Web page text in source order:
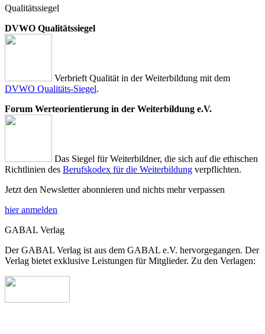
Qualitätssiegel
DVWO Qualitätssiegel
Verbrieft Qualität in der Weiterbildung mit dem
DVWO Qualitäts-Siegel.
Forum Werteorientierung in der Weiterbildung e.V.
Das Siegel für Weiterbildner, die sich auf die ethischen
Richtlinien des Berufskodex für die Weiterbildung verpflichten.
Jetzt den Newsletter abonnieren und nichts mehr verpassen
hier anmelden
GABAL Verlag
Der GABAL Verlag ist aus dem GABAL e.V. hervorgegangen. Der
Verlag bietet exklusive Leistungen für Mitglieder. Zu den Verlagen: